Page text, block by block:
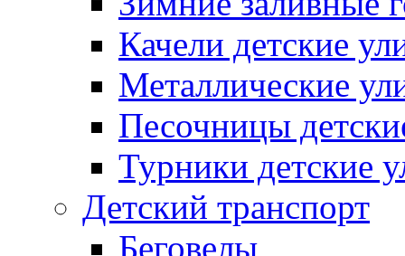
Качели детские
Металлические
Песочницы
Турники детские
Детский транспорт
Беговелы